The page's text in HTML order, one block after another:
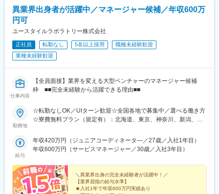
通り駅、代々木八幡駅、立場駅
異業界出身者が活躍中／マネージャー候補／年収600万
円可
ユースタイルラボラトリー株式会社
正社員 転勤なし 5名以上採用
職種未経験歓迎
業種未経験歓迎
仕事内容
【全員面接】業界を変える大型ベンチャーのマネージャー候補
枠 ■■完全未経験から活躍できる理由■■
勤務地
☆転勤なしOK／UIターン歓迎☆全国各地で募集中／選べる働き方
☆寮費無料プラン（規定有）：北海道、東京、神奈川、新潟、三
ス】◇地元採用・転勤なし可■東北／北海道、青森、岩手、宮城、
山形、福島■関東甲信越／茨城、栃木、群馬、埼玉、千葉、東京、
神奈川、新潟、富山、山梨、長野■東海／岐阜、静岡、愛知、三重
山、広島、山口、徳島、香川、愛媛、高知■九州／福岡、佐賀、長
崎、熊本、大分、宮崎、鹿児島、沖縄☆江戸川・川崎・湘南・川
越・香川・徳島・青森・多摩川にて新規オープン★別事業へのキ
給与
年収420万円（ジュニアコーディネータ―／27歳／入社1年目）
年収600万円（サービスマネージャー／30歳／入社3年目）
＼異業界出身の完全未経験者が活躍中！／
【業界屈指の給与水準】
★入社1年で年収600万円実績あり